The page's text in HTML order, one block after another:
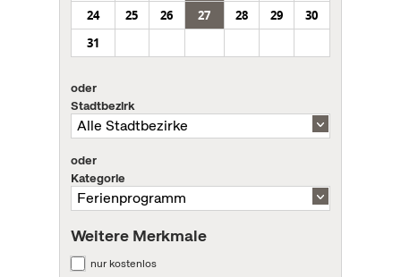
24
25 26 27 28 29
30
31
oder
Stadtbezirk
oder
Kategorie
Weitere Merkmale
nur kostenlos